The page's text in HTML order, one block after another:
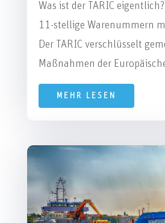
Was ist der TARIC
11-stellige Warenummern
Der TARIC verschlüsselt
Maßnahmen der
MEHR LESEN